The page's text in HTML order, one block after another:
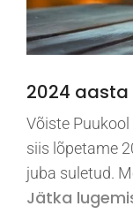
2024
Võiste
siis lõpetame
juba suletud.
Jätka